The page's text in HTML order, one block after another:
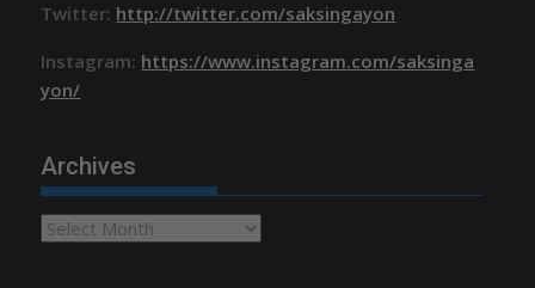
Twitter: http://twitter.com/saksingayon
Instagram: https://www.instagram.com/saksinga
yon/
Archives
Archives